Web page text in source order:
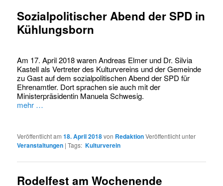
Sozialpolitischer Abend der SPD in
Kühlungsborn
Am 17. April 2018 waren Andreas Elmer und Dr. Silvia
Kastell als Vertreter des Kulturvereins und der Gemeinde
zu Gast auf dem sozialpolitischen Abend der SPD für
Ehrenamtler. Dort sprachen sie auch mit der
Ministerpräsidentin Manuela Schwesig.
mehr …
Veröffentlicht am18. April 2018von RedaktionVeröffentlicht unter
Veranstaltungen |Tags: Kulturverein
Rodelfest am Wochenende